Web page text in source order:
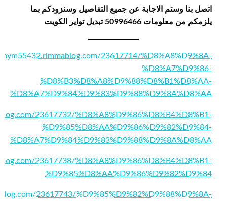
اتصل بنا وستم الاجابة عن جميع التفاصيل وسنزودكم بما
يلزمكم من معلومات 50996466 تبديل تواير الكويت
23617714/%D8%A8%D9%8A-
%D8%A7%D9%86-
%D8%B3%D8%A8%D9%88%D8%B1%D8%AA-
%D8%A7%D9%84%D9%83%D9%88%D9%8A%D8%AA
23617732/%D8%A8%D9%86%D8%B4%D8%B1-
%D9%85%D8%AA%D9%86%D9%82%D9%84-
%D8%A7%D9%84%D9%83%D9%88%D9%8A%D8%AA
23617738/%D8%A8%D9%86%D8%B4%D8%B1-
%D9%85%D8%AA%D9%86%D9%82%D9%84
23617743/%D9%85%D9%82%D9%88%D9%8A-